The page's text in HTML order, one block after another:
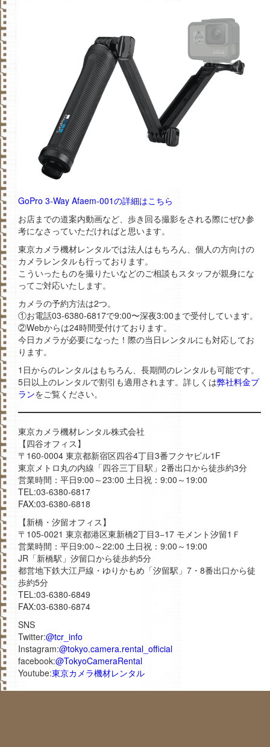
GoPro 3-Way Afaem-001の詳細はこちら
お店までの道案内動画など、歩き回る撮影をされる際にぜひ参
考になさっていただければと思います。
東京カメラ機材レンタルでは法人はもちろん、個人の方向けの
カメラレンタルも行っております。
こういったものを撮りたいなどのご相談もスタッフが親身にな
ってご対応いたします。
カメラの予約方法は2つ。
①お電話03-6380-6817で9:00〜深夜3:00まで受付しています。
②Webからは24時間受付けております。
今日カメラが必要になった！際の当日レンタルにも対応してお
ります。
1日からのレンタルはもちろん、長期間のレンタルも可能です。
5日以上のレンタルで割引も適用されます。詳しくは弊社料金プ
ランをご覧ください。
東京カメラ機材レンタル株式会社
【四谷オフィス】
〒160-0004 東京都新宿区四谷4丁目3番フクヤビル1F
東京メトロ丸の内線「四谷三丁目駅」2番出口から徒歩約3分
営業時間：平日9:00～23:00 土日祝：9:00～19:00
TEL:03-6380-6817
FAX:03-6380-6818
【新橋・汐留オフィス】
〒105-0021 東京都港区東新橋2丁目3−17 モメント汐留1Ｆ
営業時間：平日9:00～22:00 土日祝：9:00～19:00
JR「新橋駅」汐留口から徒歩約5分
都営地下鉄大江戸線・ゆりかもめ「汐留駅」7・8番出口から徒
歩約5分
TEL:03-6380-6849
FAX:03-6380-6874
SNS
Twitter:@tcr_info
Instagram:@tokyo.camera.rental_official
facebook:@TokyoCameraRental
Youtube:東京カメラ機材レンタル